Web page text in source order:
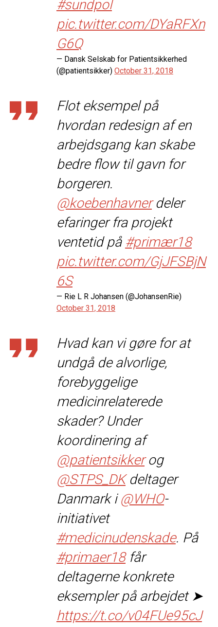
#sundpol
pic.twitter.com/DYaRFXn
G6Q
— Dansk Selskab for Patientsikkerhed
(@patientsikker) October 31, 2018
Flot eksempel på
hvordan redesign af en
arbejdsgang kan skabe
bedre flow til gavn for
borgeren.
@koebenhavnerdeler
efaringer fra projekt
ventetid på #primær18
pic.twitter.com/GjJFSBjN
6S
— Rie L R Johansen (@JohansenRie)
October 31, 2018
Hvad kan vi gøre for at
undgå de alvorlige,
forebyggelige
medicinrelaterede
skader? Under
koordinering af
@patientsikkerog
@STPS_DKdeltager
Danmark i@WHO-
initiativet
#medicinudenskade. På
#primaer18får
deltagerne konkrete
eksempler på arbejdet ➤
https://t.co/v04FUe95cJ